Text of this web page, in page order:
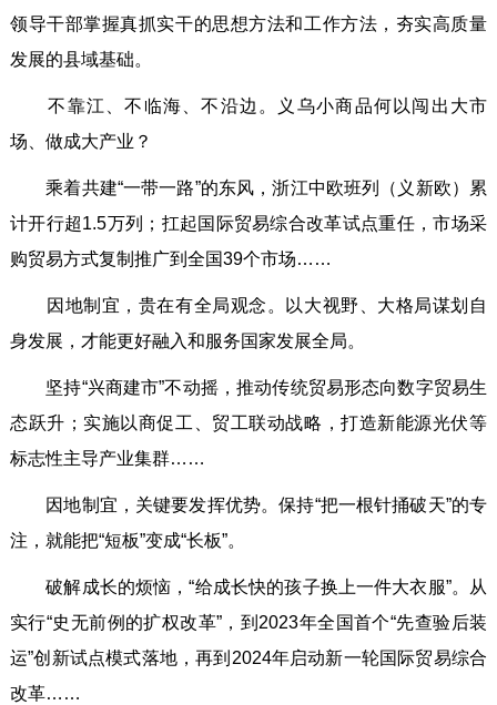
领导干部掌握真抓实干的思想方法和工作方法，夯实高质量
发展的县域基础。
不靠江、不临海、不沿边。义乌小商品何以闯出大市
场、做成大产业？
乘着共建“一带一路”的东风，浙江中欧班列（义新欧）累
计开行超1.5万列；扛起国际贸易综合改革试点重任，市场采
购贸易方式复制推广到全国39个市场……
因地制宜，贵在有全局观念。以大视野、大格局谋划自
身发展，才能更好融入和服务国家发展全局。
坚持“兴商建市”不动摇，推动传统贸易形态向数字贸易生
态跃升；实施以商促工、贸工联动战略，打造新能源光伏等
标志性主导产业集群……
因地制宜，关键要发挥优势。保持“把一根针捅破天”的专
注，就能把“短板”变成“长板”。
破解成长的烦恼，“给成长快的孩子换上一件大衣服”。从
实行“史无前例的扩权改革”，到2023年全国首个“先查验后装
运”创新试点模式落地，再到2024年启动新一轮国际贸易综合
改革……